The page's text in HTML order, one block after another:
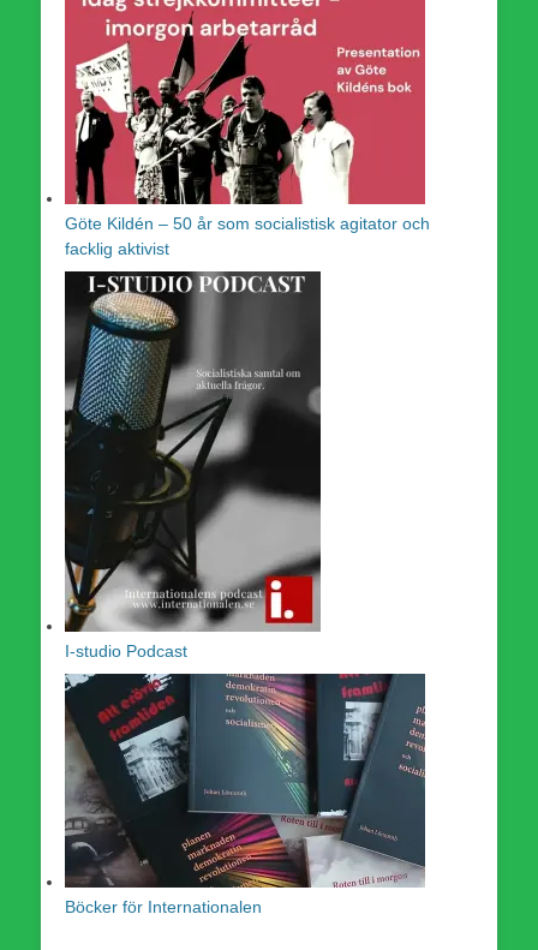
Göte Kildén – 50 år som socialistisk agitator och
facklig aktivist
I-studio Podcast
Böcker för Internationalen